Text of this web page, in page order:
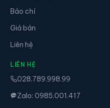
Báo chí
Giá bán
Liên hệ
LIÊN HỆ
028.789.998.99
Zalo: 0985.001.417